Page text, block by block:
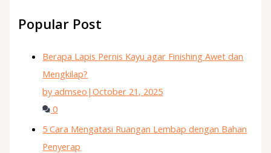
Popular Post
Berapa Lapis Pernis Kayu agar Finishing Awet dan
Mengkilap?
by admseo |October 21, 2025
0
5 Cara Mengatasi Ruangan Lembap dengan Bahan
Penyerap